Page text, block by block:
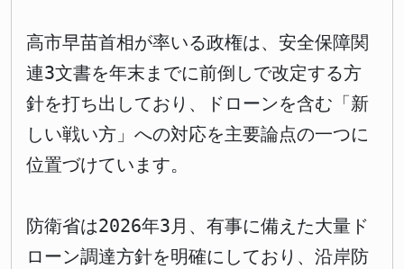
高市早苗首相が率いる政権は、安全保障関
連3文書を年末までに前倒しで改定する方
針を打ち出しており、ドローンを含む「新
しい戦い方」への対応を主要論点の一つに
位置づけています。
防衛省は2026年3月、有事に備えた大量ド
ローン調達方針を明確にしており、沿岸防